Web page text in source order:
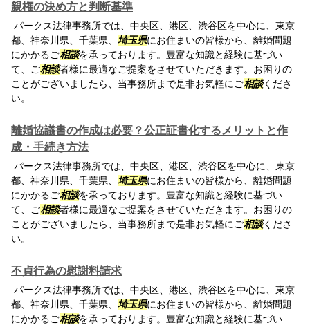
親権の決め方と判断基準
パークス法律事務所では、中央区、港区、渋谷区を中心に、東京
都、神奈川県、千葉県、 埼玉県にお住まいの皆様から、離婚問題
にかかるご相談を承っております。豊富な知識と経験に基づい
て、ご相談者様に最適なご提案をさせていただきます。お困りの
ことがございましたら、当事務所まで是非お気軽にご相談くださ
い。
離婚協議書の作成は必要？公正証書化するメリットと作
成・手続き方法
パークス法律事務所では、中央区、港区、渋谷区を中心に、東京
都、神奈川県、千葉県、 埼玉県にお住まいの皆様から、離婚問題
にかかるご相談を承っております。豊富な知識と経験に基づい
て、ご相談者様に最適なご提案をさせていただきます。お困りの
ことがございましたら、当事務所まで是非お気軽にご相談くださ
い。
不貞行為の慰謝料請求
パークス法律事務所では、中央区、港区、渋谷区を中心に、東京
都、神奈川県、千葉県、 埼玉県にお住まいの皆様から、離婚問題
にかかるご相談を承っております。豊富な知識と経験に基づい